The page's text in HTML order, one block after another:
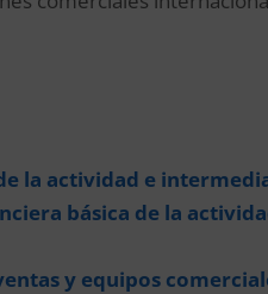
la actividad e
básica de la
y equipos